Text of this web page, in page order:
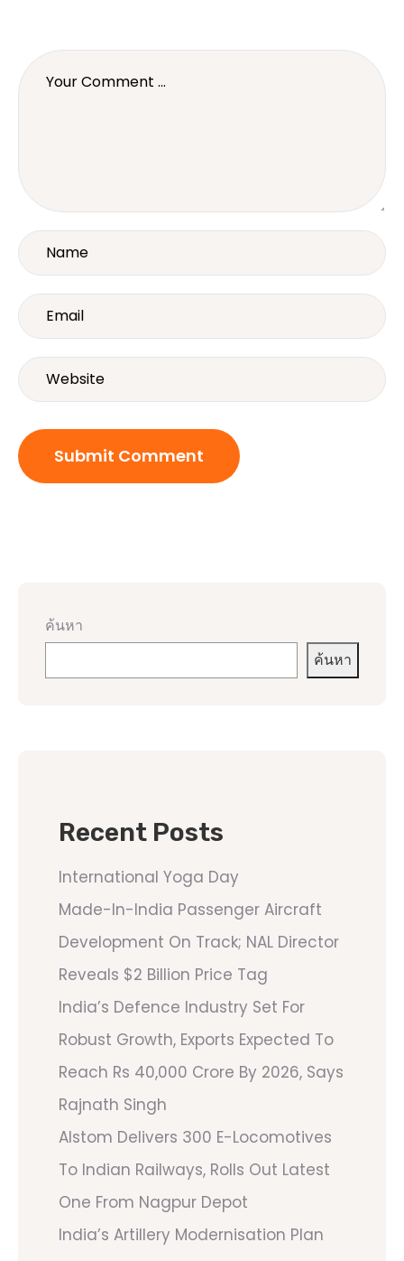
ค้นหา
ค้นหา
Recent Posts
International Yoga Day
Made-In-India Passenger Aircraft
Development On Track; NAL Director
Reveals $2 Billion Price Tag
India’s Defence Industry Set For
Robust Growth, Exports Expected To
Reach Rs 40,000 Crore By 2026, Says
Rajnath Singh
Alstom Delivers 300 E-Locomotives
To Indian Railways, Rolls Out Latest
One From Nagpur Depot
India’s Artillery Modernisation Plan